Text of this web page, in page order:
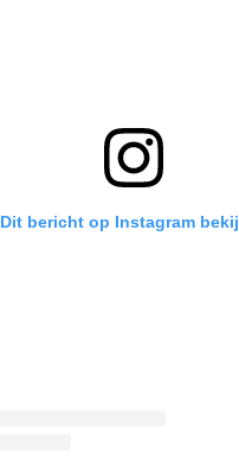
Dit bericht op Instagram